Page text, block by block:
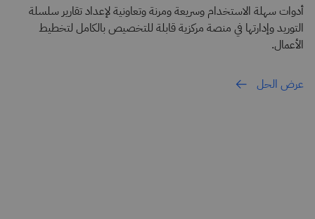
أدوات سهلة الاستخدام وسريعة ومرنة وتعاونية لإعداد تقارير سلسلة
التوريد وإدارتها في منصة مركزية قابلة للتخصيص بالكامل لتخطيط
الأعمال.
عرض الحل